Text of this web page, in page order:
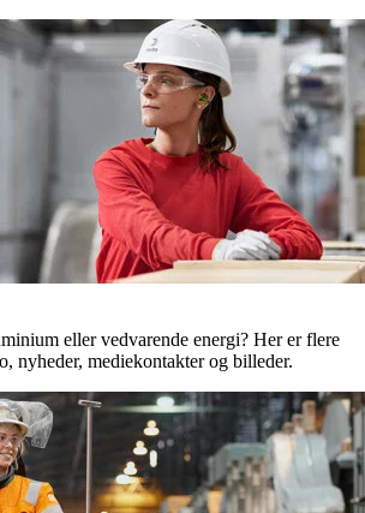
eller vedvarende energi? Her er flere
nyheder, mediekontakter og billeder.